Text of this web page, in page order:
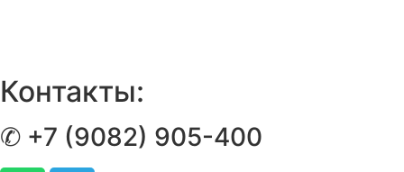
Контакты:
✆ +7 (9082) 905-400